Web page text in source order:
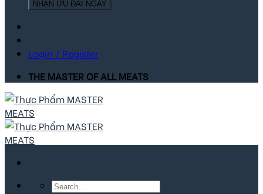
NHẬN ƯU ĐÃI NGAY
Login / Register
THE MASTER OF ALL MEATS
Search